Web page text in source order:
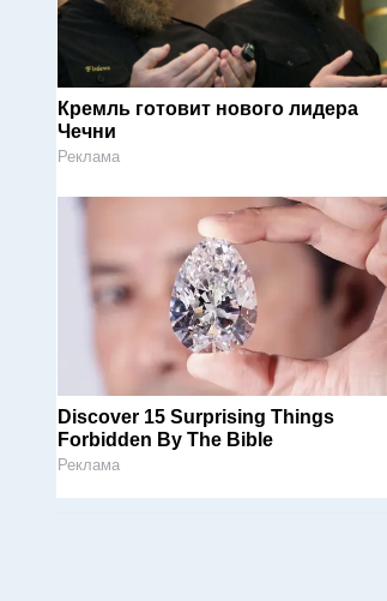
Кремль готовит нового лидера
Чечни
Реклама
Discover 15 Surprising Things
Forbidden By The Bible
Реклама